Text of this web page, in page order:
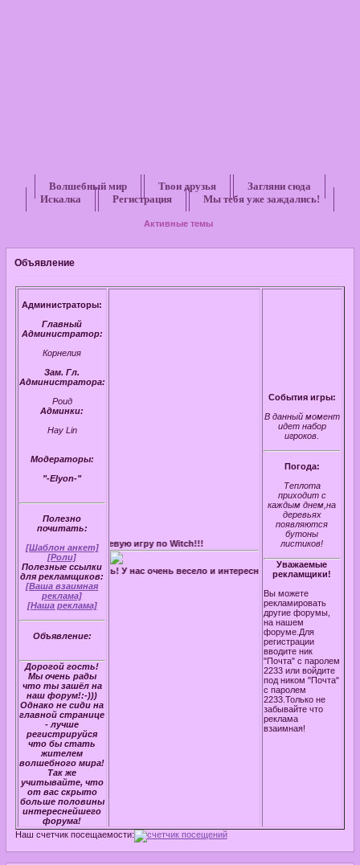
Волшебный мир Твои друзья
Загляни сюда
Искалка
Регистрация Мы тебя уже заждались!
Активные темы
Объявление
Администраторы:
Главный
Администратор:
Корнелия
Зам. Гл.
Администратора:
Роид
Админки:
Hay Lin
Модераторы:
"-Elyon-"
Полезно
почитать:
[Шаблон анкет]
[Роли]
Полезные ссылки
для рекламщиков:
[Ваша взаимная
реклама]
[Наша реклама]
Объявление:
Дорогой гость!
Мы очень рады
что ты зашёл на
наш форум!:-)))
Однако не сиди на
главной странице
- лучше
регистрируйся
что бы стать
жителем
волшебного мира!
Так же
учитывайте, что
от вас скрыто
больше половины
интереснейшего
форума!
замечательную ролевую игру по Witch!!!
Гости регистрируйтесь! У нас очень весело и интересно!К тому же вы найдете
События игры:
В данный момент
идет набор
игроков.
Погода:
Теплота
приходит с
каждым днем,на
деревьях
появляются
бутоны
листиков!
Уважаемые
рекламщики!
Вы можете
рекламировать
другие форумы,
на нашем
форуме.Для
регистрации
вводите ник
"Почта" с паролем
2233 или войдите
под ником "Почта"
с паролем
2233.Только не
забывайте что
реклама
взаимная!
Наш счетчик посещаемости: